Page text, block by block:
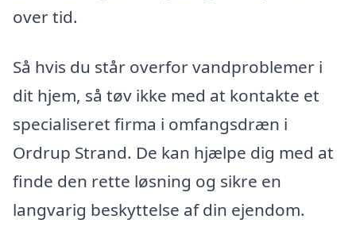
over tid.
Så hvis du står overfor vandproblemer i
dit hjem, så tøv ikke med at kontakte et
specialiseret firma i omfangsdræn i
Ordrup Strand. De kan hjælpe dig med at
finde den rette løsning og sikre en
langvarig beskyttelse af din ejendom.